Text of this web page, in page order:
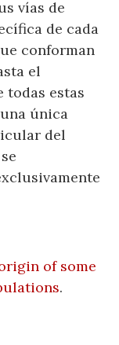
vías de
de cada
conforman
el
todas estas
única
del
of some
.